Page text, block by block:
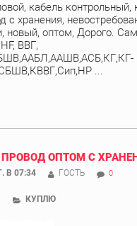
кабель контрольный,
с хранения,
новый, оптом, Дорого.
ВВГ,
...
ОПТОМ С
В 07:34 ГОСТЬ 0
КУПЛЮ